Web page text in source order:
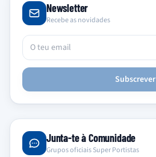
Newsletter
Recebe as novidades
Subscrever
Junta-te à Comunidade
Grupos oficiais Super Portistas